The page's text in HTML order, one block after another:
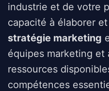
industrie et de votre
capacité à élaborer
stratégie marketing
équipes marketing et
ressources
compétences